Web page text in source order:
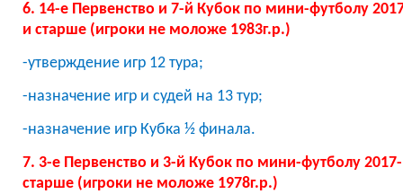
6. 14-е Первенство и 7-й Кубок по мини-футболу
и старше (игроки не моложе 1983г.р.)
-утверждение игр 12 тура;
-назначение игр и судей на 13 тур;
-назначение игр Кубка ½ финала.
7. 3-е Первенство и 3-й Кубок по мини-футболу 2017-
старше (игроки не моложе 1978г.р.)